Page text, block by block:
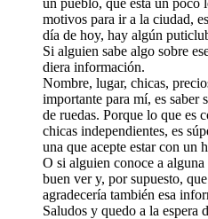
motivos para ir a la ciudad,
día de hoy, hay algún
Si alguien sabe algo sobre
diera información.
Nombre, lugar, chicas,
importante para mí, es saber
de ruedas. Porque lo que es
chicas independientes, es
una que acepte estar con un
O si alguien conoce a
buen ver y, por supuesto,
agradecería también esa
Saludos y quedo a la espera